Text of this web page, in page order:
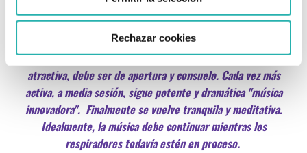
Rechazar cookies
responde a cualquier raza, género, historia y cultura.
"Al principio la música se abre y reconforta y se vuelve activa y
atractiva, debe ser de apertura y consuelo. Cada vez más
activa, a media sesión, sigue potente y dramática "música
innovadora". Finalmente se vuelve tranquila y meditativa.
Idealmente, la música debe continuar mientras los
respiradores todavía estén en proceso.